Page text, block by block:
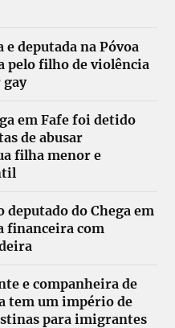
e deputada na Póvoa
pelo filho de violência
gay
em Fafe foi detido
de abusar
filha menor e
deputado do Chega em
financeira com
e companheira de
tem um império de
para imigrantes